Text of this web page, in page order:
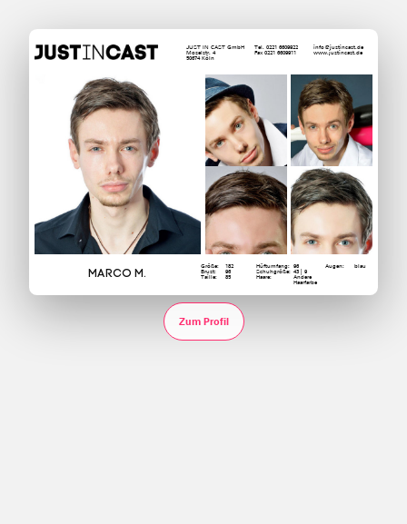
JUST IN CAST GmbH
Moselstr. 4
50674 Köln
Tel. 0221 6609922
Fax 0221 6609911
info@justincast.de
www.justincast.de
Marco M.
Größe: 182 Hüftumfang: 96 Augen: blau
Brust: 96 Schuhgröße: 43 | 9
Taille: 85 Haare: Andere
Haarfarbe
Zum Profil